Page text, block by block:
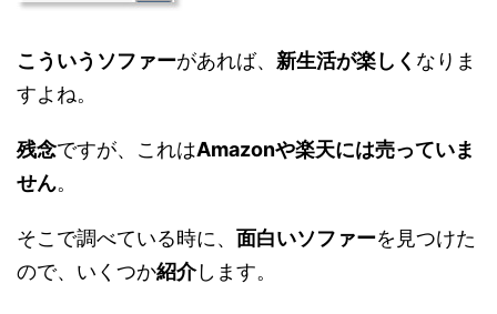
こういうソファーがあれば、 新生活が楽しく なりま
すよね。
残念ですが、これはAmazonや楽天には売っていま
せん。
そこで調べている時に、 面白いソファーを見つけた
ので、いくつか紹介します。